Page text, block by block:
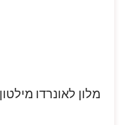
מלון לאונרדו